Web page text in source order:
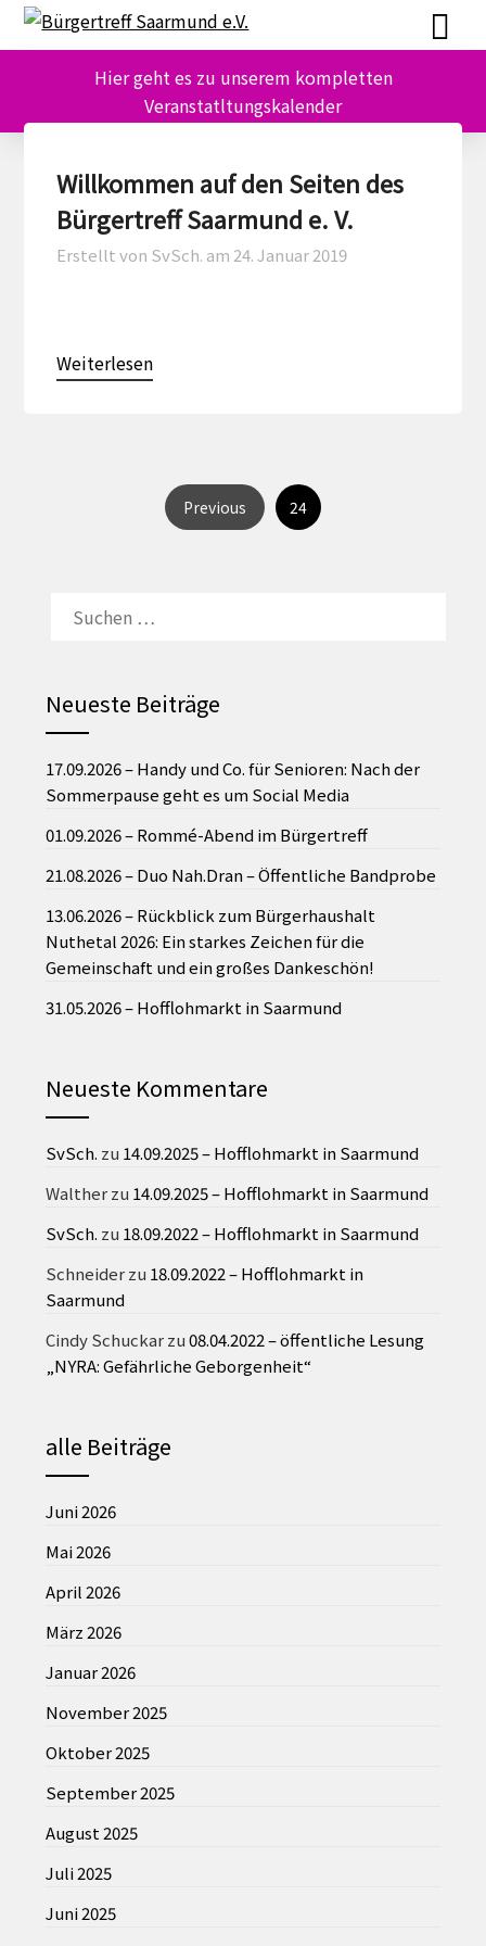
Skip
Skip
Hier geht es zu unserem kompletten
Veranstatltungskalender
Willkommen auf den Seiten des
Bürgertreff Saarmund e. V.
Erstellt von SvSch. am 24. Januar 2019
Weiterlesen
Previous 24
NACH:
Neueste Beiträge
17.09.2026 – Handy und Co. für Senioren: Nach der
Sommerpause geht es um Social Media
01.09.2026 – Rommé-Abend im Bürgertreff
21.08.2026 – Duo Nah.Dran – Öffentliche Bandprobe
13.06.2026 – Rückblick zum Bürgerhaushalt
Nuthetal 2026: Ein starkes Zeichen für die
Gemeinschaft und ein großes Dankeschön!
31.05.2026 – Hofflohmarkt in Saarmund
Neueste Kommentare
SvSch. zu 14.09.2025 – Hofflohmarkt in Saarmund
Waltherzu 14.09.2025 – Hofflohmarkt in Saarmund
SvSch. zu 18.09.2022 – Hofflohmarkt in Saarmund
Schneiderzu 18.09.2022 – Hofflohmarkt in
Saarmund
Cindy Schuckarzu08.04.2022 – öffentliche Lesung
„NYRA: Gefährliche Geborgenheit“
alle Beiträge
Juni 2026
Mai 2026
April 2026
März 2026
Januar 2026
November 2025
Oktober 2025
September 2025
August 2025
Juli 2025
Juni 2025